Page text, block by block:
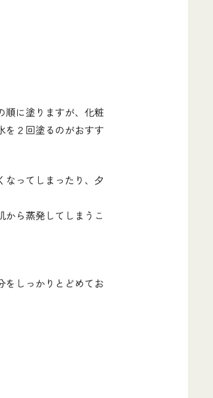
に塗りますが、化粧
を２回塗るのがおすす
なってしまったり、夕
ら蒸発してしまうこ
をしっかりとどめてお